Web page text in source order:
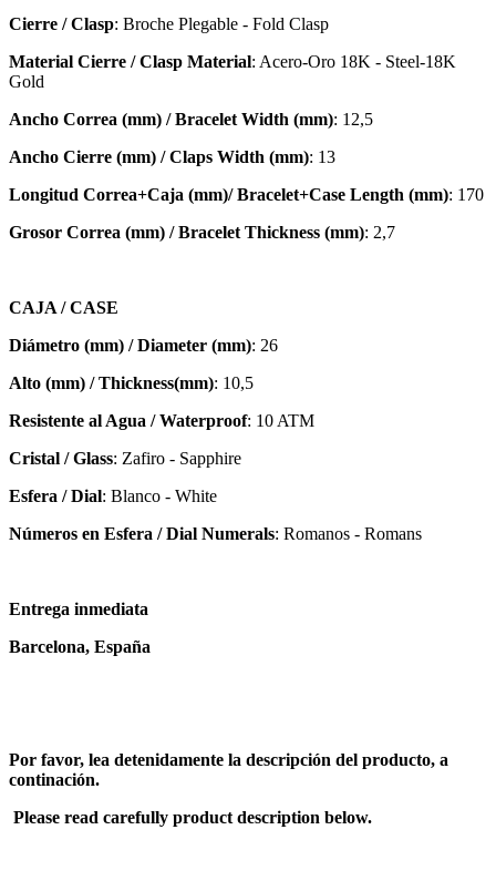
Cierre / Clasp: Broche Plegable - Fold Clasp
Material Cierre / Clasp Material: Acero-Oro 18K - Steel-18K
Gold
Ancho Correa (mm) / Bracelet Width (mm): 12,5
Ancho Cierre (mm) / Claps Width (mm): 13
Longitud Correa+Caja (mm)/ Bracelet+Case Length (mm): 170
Grosor Correa (mm) / Bracelet Thickness (mm): 2,7
CAJA / CASE
Diámetro (mm) / Diameter (mm): 26
Alto (mm) / Thickness(mm): 10,5
Resistente al Agua / Waterproof: 10 ATM
Cristal / Glass: Zafiro - Sapphire
Esfera / Dial: Blanco - White
Números en Esfera / Dial Numerals: Romanos - Romans
Entrega inmediata
Barcelona, España
Por favor, lea detenidamente la descripción del producto, a
continación.
Please read carefully product description below.